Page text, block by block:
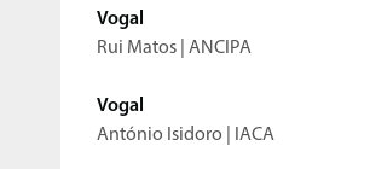
Vogal
Rui Matos | ANCIPA
Vogal
António Isidoro | IACA